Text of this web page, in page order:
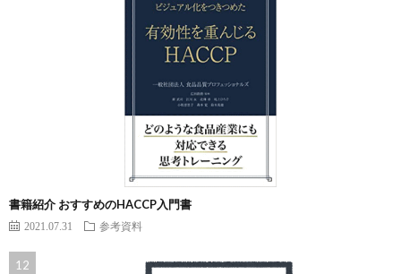
書籍紹介 おすすめのHACCP入門書
2021.07.31 参考資料